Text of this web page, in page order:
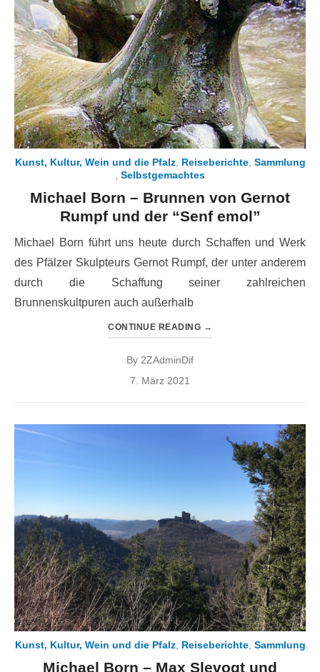
Kunst, Kultur, Wein und die Pfalz, Reiseberichte, Sammlung
Selbstgemachtes
Michael Born – Brunnen von Gernot
Rumpf und der “Senf emol”
Michael Born führt uns heute durch Schaffen und Werk
des Pfälzer Skulpteurs Gernot Rumpf, der unter anderem
durch die Schaffung seiner zahlreichen
Brunnenskultpuren auch außerhalb
CONTINUE READING →
By 2ZAdminDif
Posted
7. März 2021
Kunst, Kultur, Wein und die Pfalz, Reiseberichte, Sammlung
Michael Born – Max Slevogt und